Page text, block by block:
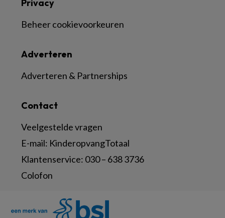
Contact
Veelgestelde vragen
E-mail: KinderopvangTotaal
Klantenservice: 030 – 638 3736
Colofon
Adverteren
Adverteren & Partnerships
Privacy
Beheer cookievoorkeuren